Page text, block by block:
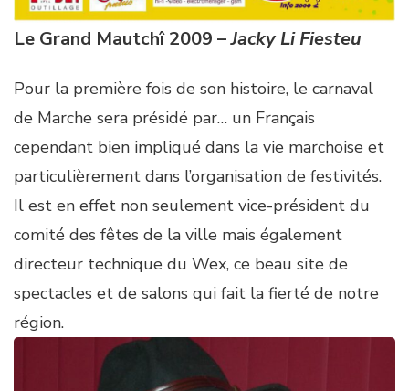
Le Grand Mautchî 2009 –Jacky Li Fiesteu
Pour la première fois de son histoire, le carnaval
de Marche sera présidé par… un Français
cependant bien impliqué dans la vie marchoise et
particulièrement dans l’organisation de festivités.
Il est en effet non seulement vice-président du
comité des fêtes de la ville mais également
directeur technique du Wex, ce beau site de
spectacles et de salons qui fait la fierté de notre
région.